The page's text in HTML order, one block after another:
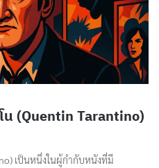
(Quentin Tarantino)
เป็นหนึ่งในผู้กำกับหนังที่มี